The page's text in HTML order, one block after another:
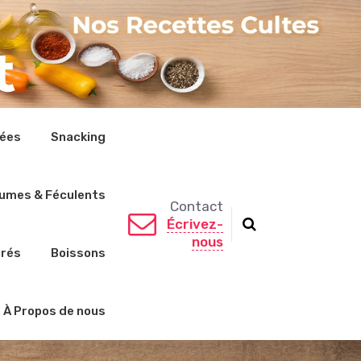
Snacking
& Féculents
Boissons
À Propos de nous
Contact
Écrivez-
nous